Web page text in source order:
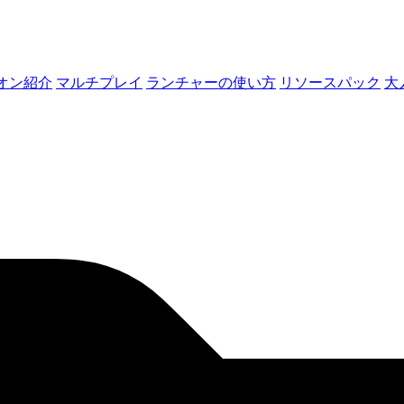
ン紹介 マルチプレイ ランチャーの使い方 リソースパック 大